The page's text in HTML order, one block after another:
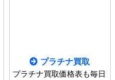
プラチナ買取
プラチナ買取価格表も毎日